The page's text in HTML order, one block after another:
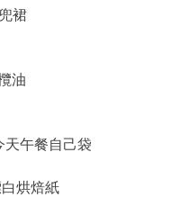
裙
油
午餐自己袋
烘焙紙